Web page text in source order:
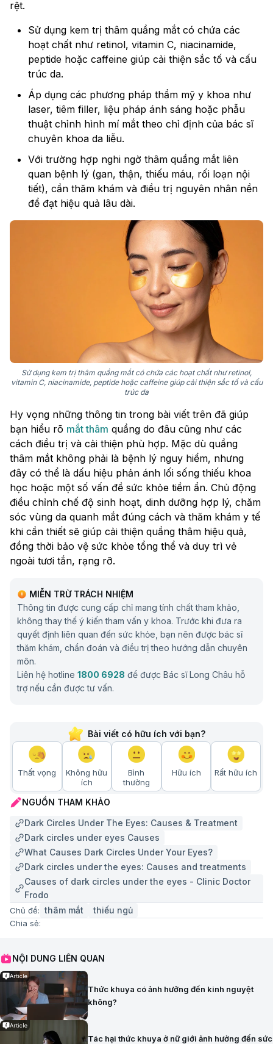
rệt.
Sử dụng kem trị thâm quầng mắt có chứa các
hoạt chất như retinol, vitamin C, niacinamide,
peptide hoặc caffeine giúp cải thiện sắc tố và cấu
trúc da.
Áp dụng các phương pháp thẩm mỹ y khoa như
laser, tiêm filler, liệu pháp ánh sáng hoặc phẫu
thuật chỉnh hình mí mắt theo chỉ định của bác sĩ
chuyên khoa da liễu.
Với trường hợp nghi ngờ thâm quầng mắt liên
quan bệnh lý (gan, thận, thiếu máu, rối loạn nội
tiết), cần thăm khám và điều trị nguyên nhân nền
để đạt hiệu quả lâu dài.
Sử dụng kem trị thâm quầng mắt có chứa các hoạt chất như retinol,
vitamin C, niacinamide, peptide hoặc caffeine giúp cải thiện sắc tố và cấu
trúc da
Hy vọng những thông tin trong bài viết trên đã giúp
bạn hiểu rõ mắt thâm quầng do đâu cũng như các
cách điều trị và cải thiện phù hợp. Mặc dù quầng
thâm mắt không phải là bệnh lý nguy hiểm, nhưng
đây có thể là dấu hiệu phản ánh lối sống thiếu khoa
học hoặc một số vấn đề sức khỏe tiềm ẩn. Chủ động
điều chỉnh chế độ sinh hoạt, dinh dưỡng hợp lý, chăm
sóc vùng da quanh mắt đúng cách và thăm khám y tế
khi cần thiết sẽ giúp cải thiện quầng thâm hiệu quả,
đồng thời bảo vệ sức khỏe tổng thể và duy trì vẻ
ngoài tươi tắn, rạng rỡ.
MIỄN TRỪ TRÁCH NHIỆM
Thông tin được cung cấp chỉ mang tính chất tham khảo,
không thay thế ý kiến tham vấn y khoa. Trước khi đưa ra
quyết định liên quan đến sức khỏe, bạn nên được bác sĩ
thăm khám, chẩn đoán và điều trị theo hướng dẫn chuyên
môn.
Liên hệ hotline 1800 6928 để được Bác sĩ Long Châu hỗ
trợ nếu cần được tư vấn.
Bài viết có hữu ích với bạn?
Thất vọng
Không hữu
ích
Bình
thường
Hữu ích Rất hữu ích
NGUỒN THAM KHẢO
Dark Circles Under The Eyes: Causes & Treatment
Dark circles under eyes Causes
What Causes Dark Circles Under Your Eyes?
Dark circles under the eyes: Causes and treatments
Causes of dark circles under the eyes - Clinic Doctor
Frodo
Chủ đề: thâm mắt thiếu ngủ
Chia sẻ:
NỘI DUNG LIÊN QUAN
Article
Thức khuya có ảnh hưởng đến kinh nguyệt
không?
Article
Tác hại thức khuya ở nữ giới ảnh hưởng đến sức